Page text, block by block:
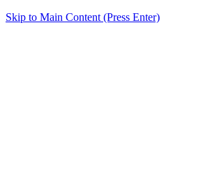
Skip to Main Content (Press Enter)